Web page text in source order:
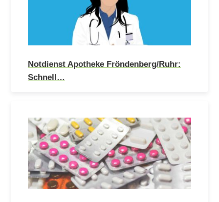
Notdienst Apotheke Fröndenberg/Ruhr:
Schnell…